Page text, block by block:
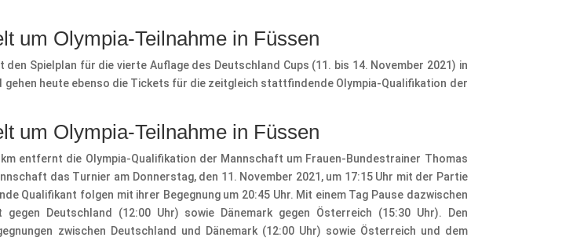
um Olympia-Teilnahme in Füssen
Spielplan für die vierte Auflage des Deutschland Cups (11. bis 14. November 2021) in
heute ebenso die Tickets für die zeitgleich stattfindende Olympia-Qualifikation der
um Olympia-Teilnahme in Füssen
entfernt die Olympia-Qualifikation der Mannschaft um Frauen-Bundestrainer Thomas
das Turnier am Donnerstag, den 11. November 2021, um 17:15 Uhr mit der Partie
Qualifikant folgen mit ihrer Begegnung um 20:45 Uhr. Mit einem Tag Pause dazwischen
Deutschland (12:00 Uhr) sowie Dänemark gegen Österreich (15:30 Uhr). Den
zwischen Deutschland und Dänemark (12:00 Uhr) sowie Österreich und dem